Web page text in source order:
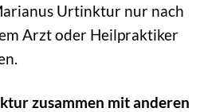
Urtinktur nur nach
Arzt oder Heilpraktiker
zusammen mit anderen